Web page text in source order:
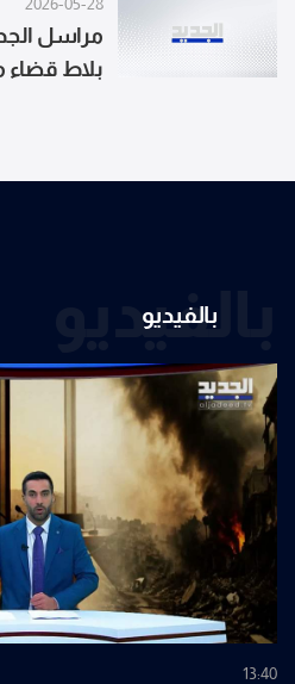
مراسل
بلاط قضاء
بالفيديو
بالفيديو
13:40